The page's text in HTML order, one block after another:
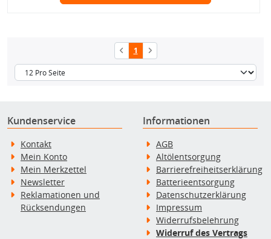
1
Kundenservice
Kontakt
Mein Konto
Mein Merkzettel
Newsletter
Reklamationen und
Rücksendungen
Informationen
AGB
Altölentsorgung
Barrierefreiheitserklärung
Batterieentsorgung
Datenschutzerklärung
Impressum
Widerrufsbelehrung
Widerruf des Vertrags